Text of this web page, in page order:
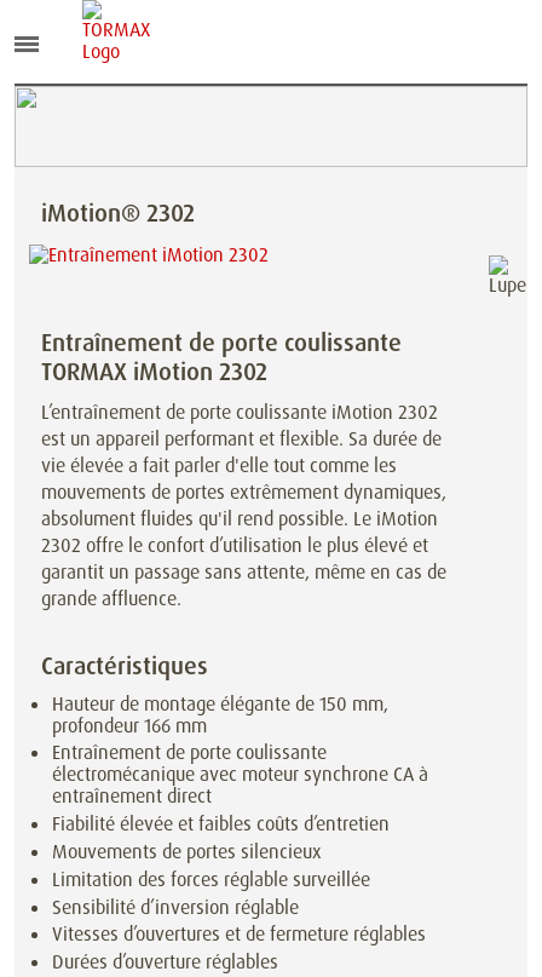
iMotion® 2302
Entraînement de porte coulissante
TORMAX iMotion 2302
L’entraînement de porte coulissante iMotion 2302
est un appareil performant et flexible. Sa durée de
vie élevée a fait parler d'elle tout comme les
mouvements de portes extrêmement dynamiques,
absolument fluides qu'il rend possible. Le iMotion
2302 offre le confort d’utilisation le plus élevé et
garantit un passage sans attente, même en cas de
grande affluence.
Caractéristiques
Hauteur de montage élégante de 150 mm,
profondeur 166 mm
Entraînement de porte coulissante
électromécanique avec moteur synchrone CA à
entraînement direct
Fiabilité élevée et faibles coûts d’entretien
Mouvements de portes silencieux
Limitation des forces réglable surveillée
Sensibilité d’inversion réglable
Vitesses d’ouvertures et de fermeture réglables
Durées d’ouverture réglables